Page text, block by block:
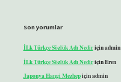
Son yorumlar
İLk Türkçe Sözlük Adı Nediriçinadmin
İLk Türkçe Sözlük Adı NediriçinEren
Japonya Hangi Mezhepiçinadmin